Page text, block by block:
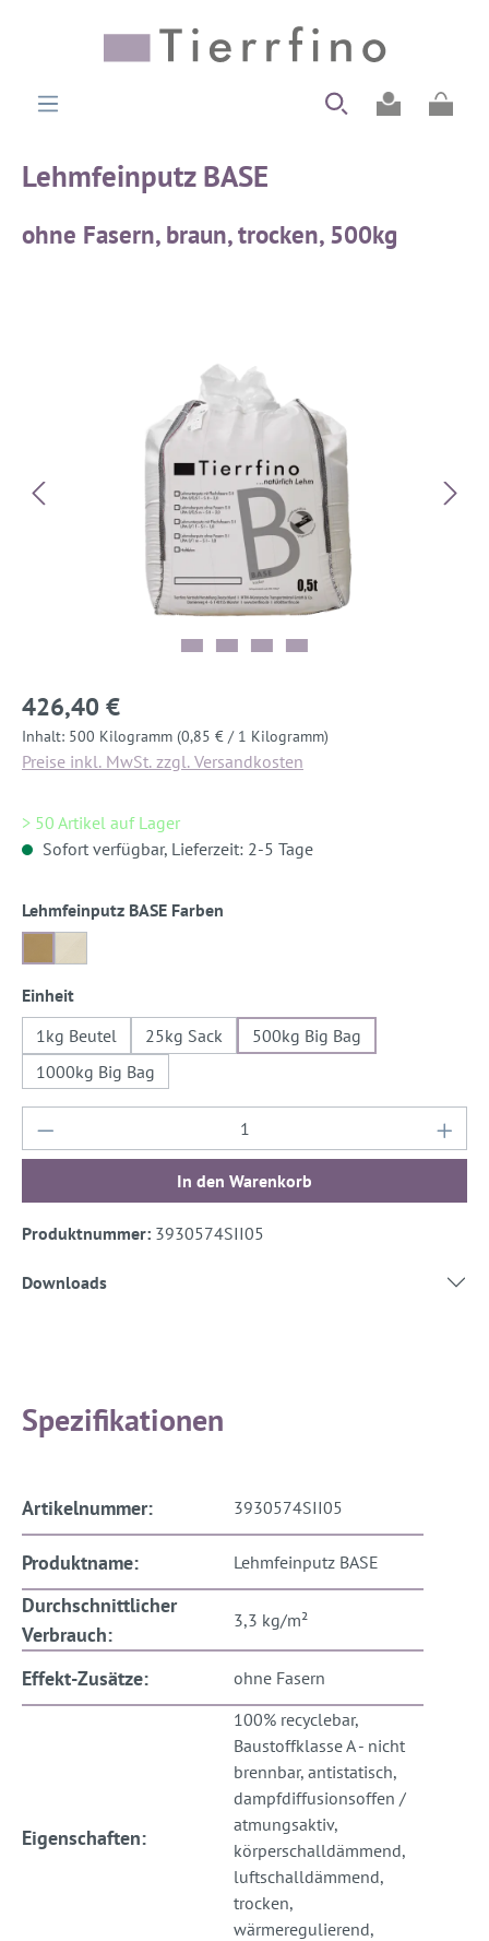
Lehmfeinputz BASE
ohne Fasern, braun, trocken, 500kg
426,40 €
Inhalt: 500 Kilogramm (0,85 € / 1 Kilogramm)
Preise inkl. MwSt. zzgl. Versandkosten
> 50 Artikel auf Lager
Sofort verfügbar, Lieferzeit: 2-5 Tage
Lehmfeinputz BASE Farben
braunaltweiß
Einheitauswählen
1kg Beutel
25kg Sack
500kg Big Bag
1000kg Big Bag
Produkt Anzahl: Gib den gewünschten
In den Warenkorb
Produktnummer: 3930574SII05
Downloads
Spezifikationen
Artikelnummer: 3930574SII05
Produktname: Lehmfeinputz BASE
Durchschnittlicher
Verbrauch:
3,3 kg/m²
Effekt-Zusätze: ohne Fasern
Eigenschaften:
100% recyclebar,
Baustoffklasse A - nicht
brennbar, antistatisch,
dampfdiffusionsoffen /
atmungsaktiv,
körperschalldämmend,
luftschalldämmend,
trocken,
wärmeregulierend,